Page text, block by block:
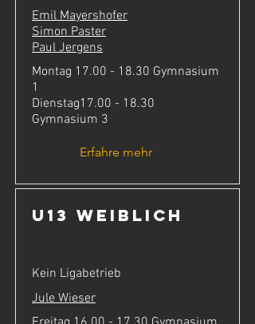
Emil Mayershofer
Simon Paster
Paul Jergens
Montag 17.00 - 18.30 Gymnasium
1
Dienstag17.00 - 18.30
Gymnasium 3
Erfahre mehr
U13 weiblich
Kein Ligabetrieb
Jule Wieser